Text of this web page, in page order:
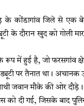
के कोंडागांव जिले से एक
के दौरान खुद को गोली
में हुई है, जो फरसगांव
पर तैनात था। अचानक
जवान मौके की ओर दौड़े।
को दी गई, जिसके बाद